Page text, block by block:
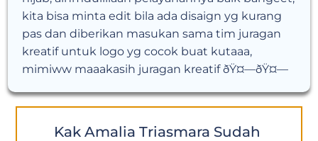
kita bisa minta edit bila ada disaign yg kurang
pas dan diberikan masukan sama tim juragan
kreatif untuk logo yg cocok buat kutaaa,
mimiww maaakasih juragan kreatif ðŸ¤—ðŸ¤—
Kak Amalia Triasmara Sudah